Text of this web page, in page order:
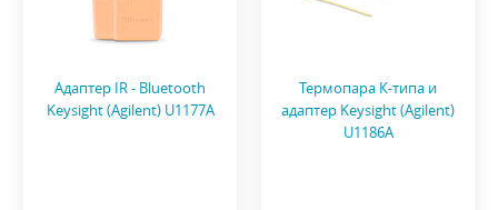
Адаптер IR - Bluetooth
Keysight (Agilent) U1177A
Термопара К-типа и
адаптер Keysight (Agilent)
U1186A